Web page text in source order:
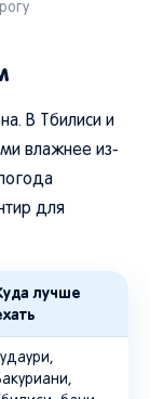
В Тбилиси и
влажнее из-
для
лучше